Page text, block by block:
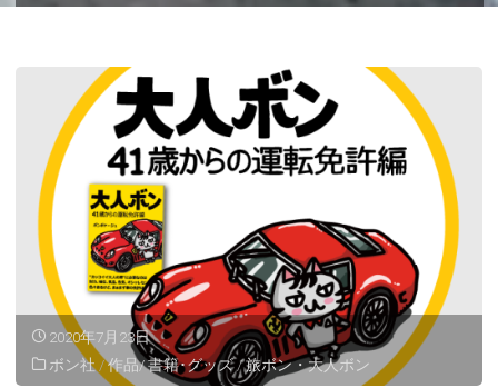
ー
2020年7月23日
ボン社 /作品/ 書籍･グッズ /旅ボン・大人ボン